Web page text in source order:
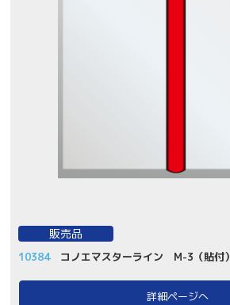
販売品
10384 コノエマスターライン M-3（貼付）
詳細ページへ